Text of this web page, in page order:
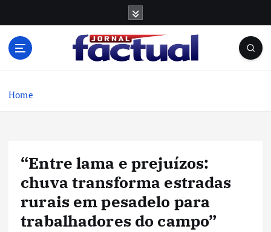
Home
“Entre lama e prejuízos:
chuva transforma estradas
rurais em pesadelo para
trabalhadores do campo”